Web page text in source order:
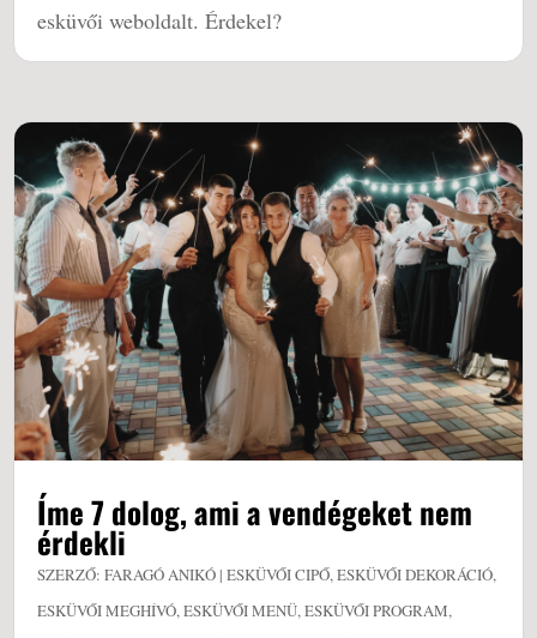
esküvői weboldalt. Érdekel?
Íme 7 dolog, ami a vendégeket nem
érdekli
SZERZŐ:FARAGÓ ANIKÓ |ESKÜVŐI CIPŐ,ESKÜVŐI DEKORÁCIÓ,
ESKÜVŐI MEGHÍVÓ,ESKÜVŐI MENÜ,ESKÜVŐI PROGRAM,